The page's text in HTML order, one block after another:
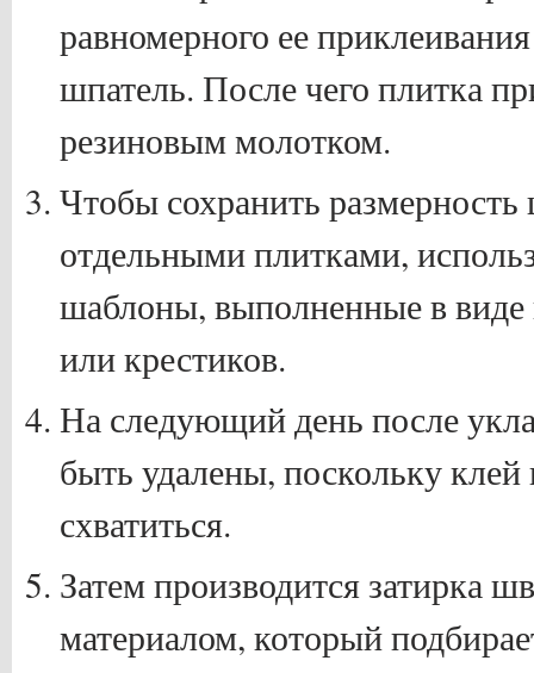
равномерного ее
шпатель. После чего плитка
резиновым молотком.
Чтобы сохранить
отдельными плитками,
шаблоны, выполненные в виде
или крестиков.
На следующий день после
быть удалены, поскольку
схватиться.
Затем производится затирка
материалом, который